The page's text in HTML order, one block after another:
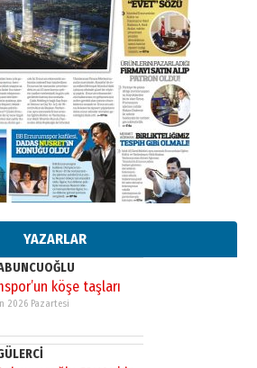
YAZARLAR
YAZICI
bir Alperen…
idi… Hakka yürüdü.!
Perşembe
bıraktığı hatıralarıyla
Faruk Terzioğlu!
Çarşamba
Erzurum’a
2026 Pazar
köşe taşları
2026 Pazartesi